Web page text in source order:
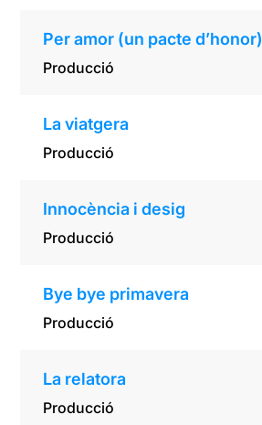
Per amor (un pacte d’honor)
Producció
La viatgera
Producció
Innocència i desig
Producció
Bye bye primavera
Producció
La relatora
Producció